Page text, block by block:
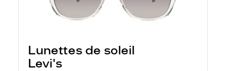
Lunettes de soleil
Levi's